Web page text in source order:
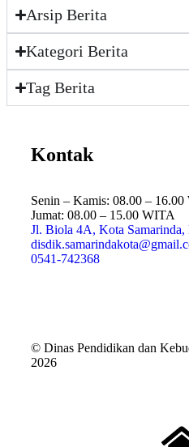
Arsip Berita
Kategori Berita
Tag Berita
Kontak
Senin – Kamis: 08.00 –
Jumat: 08.00 – 15.00 WITA
Jl. Biola 4A, Kota
0541-742368
© Dinas Pendidikan dan
2026